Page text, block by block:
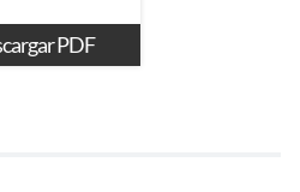
PDF